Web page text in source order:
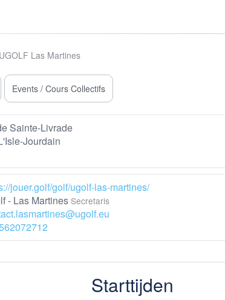
UGOLF Las Martines
Events / Cours Collectifs
Sainte-Livrade
Jourdain
jouer.golf/golf/ugolf-las-martines/
- Las Martines Secretaris
Starttijden